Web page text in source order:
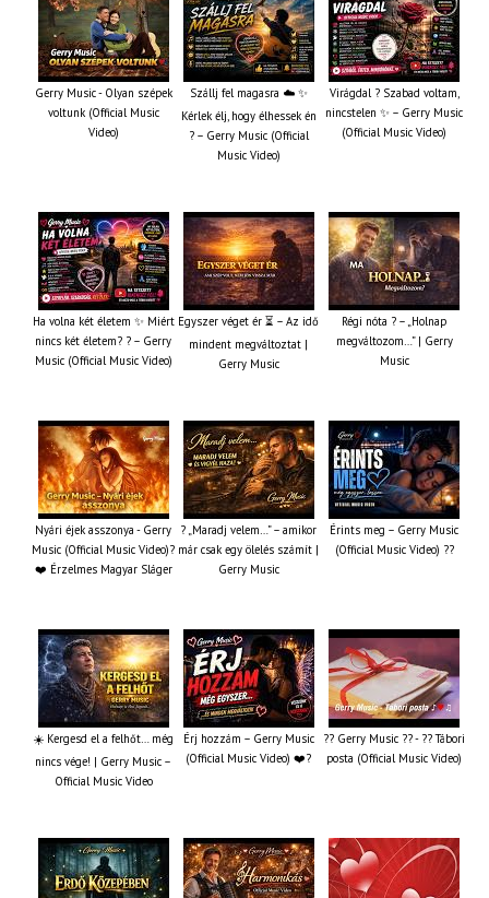
Gerry Music - Olyan szépek
voltunk (Official Music
Video)
Szállj fel magasra ☁️ ✨
Kérlek élj, hogy élhessek én
? – Gerry Music (Official
Music Video)
Virágdal ? Szabad voltam,
nincstelen ✨ – Gerry Music
(Official Music Video)
Ha volna két életem ✨ Miért
nincs két életem? ? – Gerry
Music (Official Music Video)
Egyszer véget ér ⏳ – Az idő
mindent megváltoztat |
Gerry Music
Régi nóta ? – „Holnap
megváltozom…” | Gerry
Music
Nyári éjek asszonya - Gerry
Music (Official Music Video)?
❤️ Érzelmes Magyar Sláger
? „Maradj velem…” – amikor
már csak egy ölelés számít |
Gerry Music
Érints meg – Gerry Music
(Official Music Video) ??
☀️ Kergesd el a felhőt… még
nincs vége! | Gerry Music –
Official Music Video
Érj hozzám – Gerry Music
(Official Music Video) ❤️?
?? Gerry Music ?? - ?? Tábori
posta (Official Music Video)